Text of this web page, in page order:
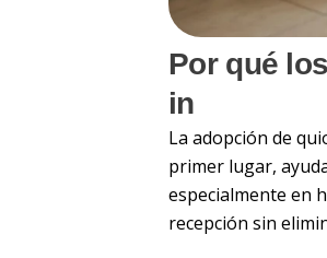
Por qué
in
La adopción de
primer lugar,
especialmente en
recepción sin